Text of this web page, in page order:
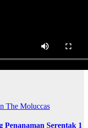
The Moluccas
Serentak 1